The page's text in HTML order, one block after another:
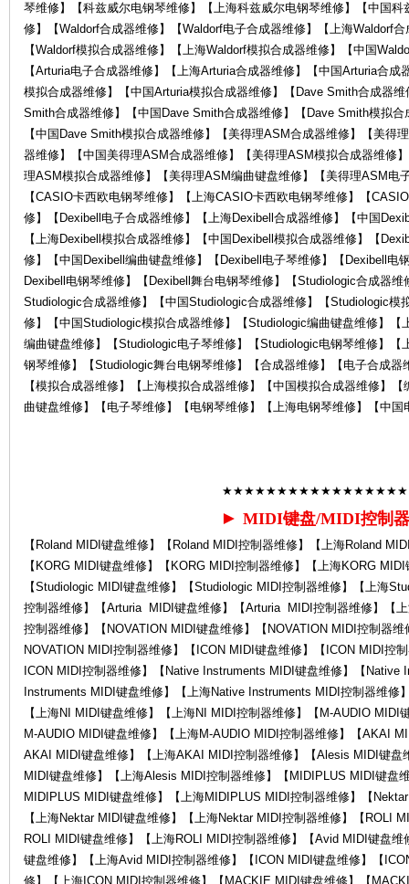
琴维修】【科兹威尔电钢琴维修】【上海科兹威尔电钢琴维修】【中国
修】【Waldorf合成器维修】【Waldorf电子合成器维修】【上海Waldorf
【Waldorf模拟合成器维修】【上海Waldorf模拟合成器维修】【中国
【Arturia电子合成器维修】【上海Arturia合成器维修】【中国Arturia合
模拟合成器维修】【中国Arturia模拟合成器维修】【Dave Smith合成器
Smith合成器维修】【中国Dave Smith合成器维修】【Dave Smith模拟
【中国Dave Smith模拟合成器维修】【美得理ASM合成器维修】【美得
器维修】【中国美得理ASM合成器维修】【美得理ASM模拟合成器维修
理ASM模拟合成器维修】【美得理ASM编曲键盘维修】【美得理ASM电
【CASIO卡西欧电钢琴维修】【上海CASIO卡西欧电钢琴维修】【
修】【Dexibell电子合成器维修】【上海Dexibell合成器维修】【中国
【上海Dexibell模拟合成器维修】【中国Dexibell模拟合成器维修】【
修】【中国Dexibell编曲键盘维修】【Dexibell电子琴维修】【Dexibell电
Dexibell电钢琴维修】【Dexibell舞台电钢琴维修】【Studiologic合成器
Studiologic合成器维修】【中国Studiologic合成器维修】【Studiologic模
修】【中国Studiologic模拟合成器维修】【Studiologic编曲键盘维修】
编曲键盘维修】【Studiologic电子琴维修】【Studiologic电钢琴维修】
钢琴维修】【Studiologic舞台电钢琴维修】【合成器维修】【电子合成
【模拟合成器维修】【上海模拟合成器维修】【中国模拟合成器维修】
曲键盘维修】【电子琴维修】【电钢琴维修】【上海电钢琴维修】【中
► MIDI键盘/MIDI控制
【Roland MIDI键盘维修】【Roland MIDI控制器维修】【上海Roland
【KORG MIDI键盘维修】【KORG MIDI控制器维修】【上海KORG
【Studiologic MIDI键盘维修】【Studiologic MIDI控制器维修】【上海
控制器维修】【Arturia MIDI键盘维修】【Arturia MIDI控制器维修】【
控制器维修】【NOVATION MIDI键盘维修】【NOVATION MIDI控制器
NOVATION MIDI控制器维修】【ICON MIDI键盘维修】【ICON MIDI控
ICON MIDI控制器维修】【Native Instruments MIDI键盘维修】【
Instruments MIDI键盘维修】【上海Native Instruments MIDI控制器维修
【上海NI MIDI键盘维修】【上海NI MIDI控制器维修】【M-AUDIO
M-AUDIO MIDI键盘维修】【上海M-AUDIO MIDI控制器维修】【AKAI
AKAI MIDI键盘维修】【上海AKAI MIDI控制器维修】【Alesis MIDI键
MIDI键盘维修】【上海Alesis MIDI控制器维修】【MIDIPLUS MIDI键盘
MIDIPLUS MIDI键盘维修】【上海MIDIPLUS MIDI控制器维修】【
【上海Nektar MIDI键盘维修】【上海Nektar MIDI控制器维修】【ROLI
ROLI MIDI键盘维修】【上海ROLI MIDI控制器维修】【Avid MIDI键盘
键盘维修】【上海Avid MIDI控制器维修】【ICON MIDI键盘维修】【
修】【上海ICON MIDI控制器维修】【MACKIE MIDI键盘维修】【